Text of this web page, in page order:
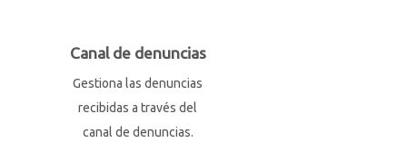
Canal de denuncias
Gestiona las denuncias
recibidas a través del
canal de denuncias.